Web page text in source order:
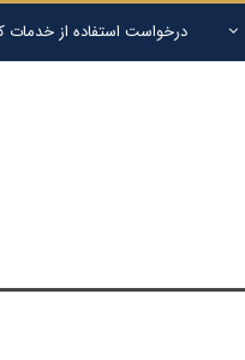
درخواست استفاده از خدمات